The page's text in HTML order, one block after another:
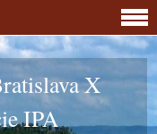
X
IPA